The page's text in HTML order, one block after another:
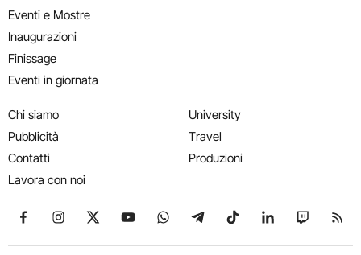
Eventi e Mostre
Inaugurazioni
Finissage
Eventi in giornata
Chi siamo
Pubblicità
Contatti
Lavora con noi
University
Travel
Produzioni
Seguici su Facebook
Seguici su Instagram
Seguici su X
Seguici su YouTube
Seguici su WhatsApp
Seguici su Telegram
Seguici su TikTok
Seguici su
Seguici